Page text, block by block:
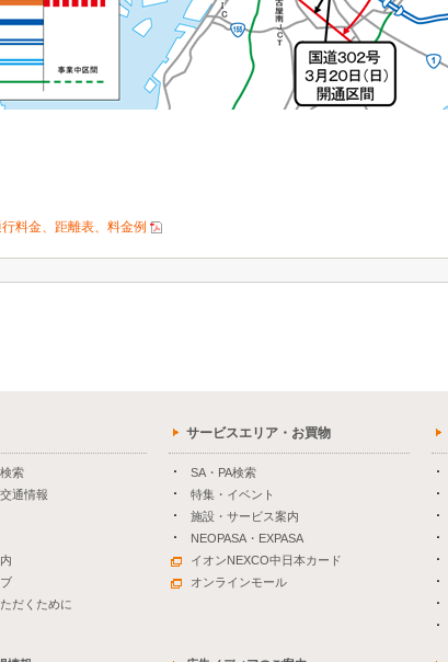
料金、距離表、料金例
索
通情報
だくために
サービスエリア・お買物
SA・PA検索
特集・イベント
施設・サービス案内
NEOPASA・EXPASA
イオンNEXCO中日本カード
オンラインモール